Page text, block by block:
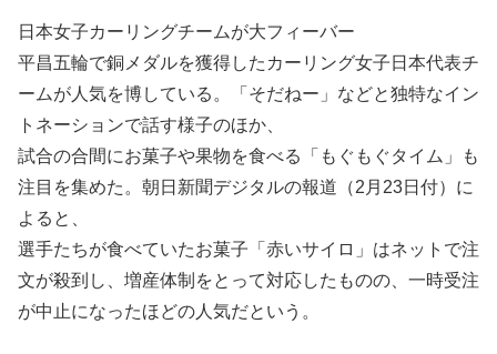
日本女子カーリングチームが大フィーバー
平昌五輪で銅メダルを獲得したカーリング女子日本代表チ
ームが人気を博している。「そだねー」などと独特なイン
トネーションで話す様子のほか、
試合の合間にお菓子や果物を食べる「もぐもぐタイム」も
注目を集めた。朝日新聞デジタルの報道（2月23日付）に
よると、
選手たちが食べていたお菓子「赤いサイロ」はネットで注
文が殺到し、増産体制をとって対応したものの、一時受注
が中止になったほどの人気だという。